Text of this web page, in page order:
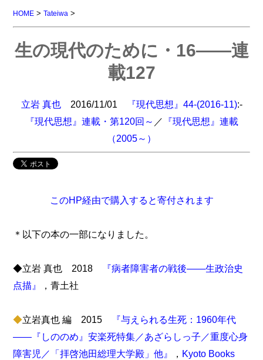
HOME >Tateiwa >
生の現代のために・16――連
載127
立岩 真也2016/11/01 『現代思想』44-(2016-11):-
『現代思想』連載・第120回～ ／ 『現代思想』連載
（2005～）
このHP経由で購入すると寄付されます
＊以下の本の一部になりました。
◆立岩 真也 2018
『病者障害者の戦後――生政治史
点描』
，青土社
◆立岩真也 編 2015
『与えられる生死：1960年代
――『しののめ』安楽死特集／あざらしっ子／重度心身
障害児／「拝啓池田総理大学殿」他』
， Kyoto Books